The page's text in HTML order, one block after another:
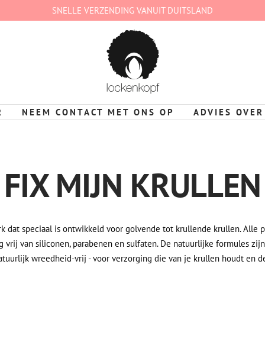
SNELLE VERZENDING VANUIT DUITSLAND
lockenkopf
Deutschland
NEEM CONTACT MET ONS OP ADVIES
FIX MIJN KRULLEN
dat speciaal is ontwikkeld voor golvende tot krullende krullen. Alle
vrij van siliconen, parabenen en sulfaten. De natuurlijke formules
wreedheid-vrij - voor verzorging die van je krullen houdt en